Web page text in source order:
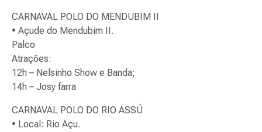
CARNAVAL POLO DO MENDUBIM II
• Açude do Mendubim II.
Palco
Atrações:
12h – Nelsinho Show e Banda;
14h – Josy farra
CARNAVAL POLO DO RIO ASSÚ
• Local: Rio Açu.